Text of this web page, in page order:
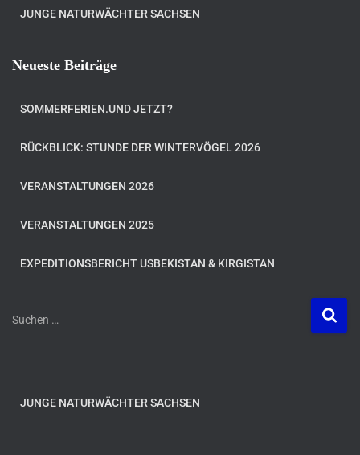
JUNGE NATURWÄCHTER SACHSEN
Neueste Beiträge
SOMMERFERIEN.UND JETZT?
RÜCKBLICK: STUNDE DER WINTERVÖGEL 2026
VERANSTALTUNGEN 2026
VERANSTALTUNGEN 2025
EXPEDITIONSBERICHT USBEKISTAN & KIRGISTAN
S
u
Suchen …
JUNGE NATURWÄCHTER SACHSEN